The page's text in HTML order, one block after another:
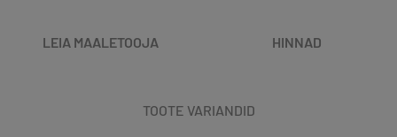
LEIA MAALETOOJA HINNAD
TOOTE VARIANDID